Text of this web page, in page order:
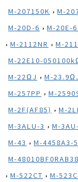
M-207150K , M-
M-20D-6 , M-20E-
, M-2112NR , M-
M-22E10-
M-22ΩJ , M-
M-257PP , M-
M-2F(AF85) , M-
M-3ALU-3 , M-
M-43 , M-4458A3-
M-
, M-522CT , M-